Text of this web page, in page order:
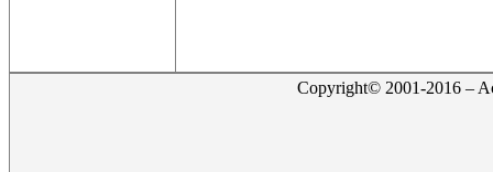
Copyright© 2001-2016 –